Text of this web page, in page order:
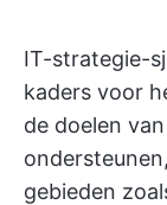
IT-strategie-
kaders voor
de doelen
gebieden